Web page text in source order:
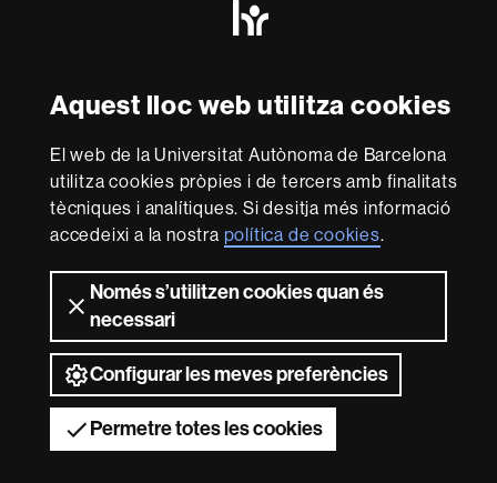
Aquest lloc web utilitza cookies
El web de la Universitat Autònoma de Barcelona
utilitza cookies pròpies i de tercers amb finalitats
tècniques i analítiques. Si desitja més informació
accedeixi a la nostra política de cookies.
Només s’utilitzen cookies quan és
necessari
Configurar les meves preferències
Permetre totes les cookies
Euraxess
Sobre
aquest
web
Avís legal Protecció de dades Sobre el
web Accessibilitat web Mapa del web UAB
2026 Universitat Autònoma de Barcelona